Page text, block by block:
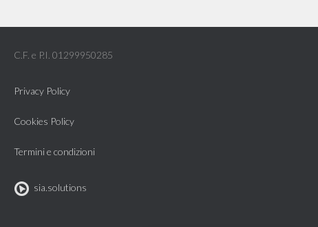
C.F. e P.I. 01299950285
Privacy Policy
Cookies Policy
Termini e condizioni
sia.solutions